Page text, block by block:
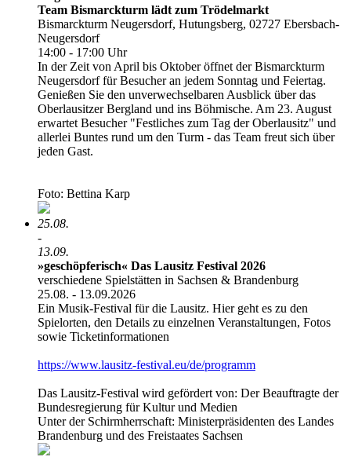
Team Bismarckturm lädt zum Trödelmarkt
Bismarckturm Neugersdorf, Hutungsberg, 02727 Ebersbach-
Neugersdorf
14:00 - 17:00 Uhr
In der Zeit von April bis Oktober öffnet der Bismarckturm
Neugersdorf für Besucher an jedem Sonntag und Feiertag.
Genießen Sie den unverwechselbaren Ausblick über das
Oberlausitzer Bergland und ins Böhmische. Am 23. August
erwartet Besucher "Festliches zum Tag der Oberlausitz" und
allerlei Buntes rund um den Turm - das Team freut sich über
jeden Gast.
Foto: Bettina Karp
25.08.
-
13.09.
»geschöpferisch« Das Lausitz Festival 2026
verschiedene Spielstätten in Sachsen & Brandenburg
25.08. - 13.09.2026
Ein Musik-Festival für die Lausitz. Hier geht es zu den
Spielorten, den Details zu einzelnen Veranstaltungen, Fotos
sowie Ticketinformationen
https:/​­/​­www.lausitz-festival.eu/​­de/​­programm
Das Lausitz-Festival wird gefördert von: Der Beauftragte der
Bundesregierung für Kultur und Medien
Unter der Schirmherrschaft: Ministerpräsidenten des Landes
Brandenburg und des Freistaates Sachsen